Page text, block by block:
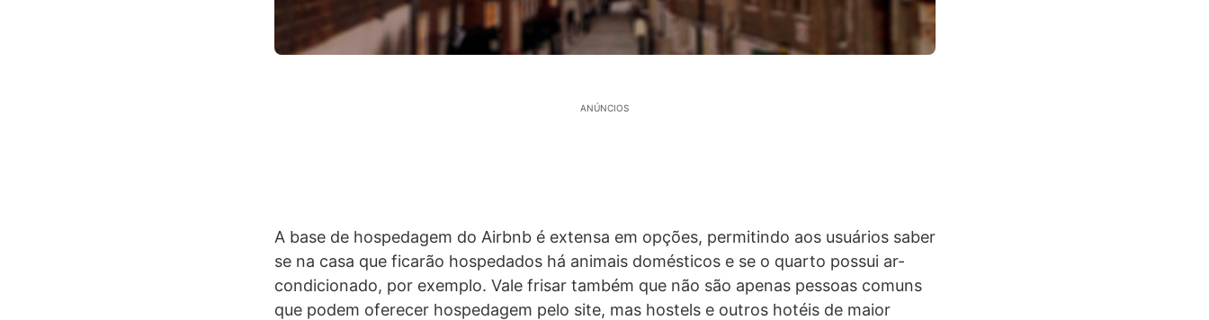
ANÚNCIOS
A base de hospedagem do Airbnb é extensa em opções, permitindo aos usuários saber
se na casa que ficarão hospedados há animais domésticos e se o quarto possui ar-
condicionado, por exemplo. Vale frisar também que não são apenas pessoas comuns
que podem oferecer hospedagem pelo site, mas hostels e outros hotéis de maior